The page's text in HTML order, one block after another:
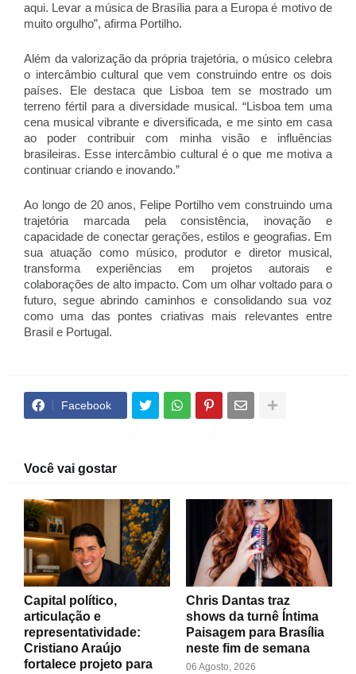
aqui. Levar a música de Brasília para a Europa é motivo de
muito orgulho”, afirma Portilho.
Além da valorização da própria trajetória, o músico celebra
o intercâmbio cultural que vem construindo entre os dois
países. Ele destaca que Lisboa tem se mostrado um
terreno fértil para a diversidade musical. “Lisboa tem uma
cena musical vibrante e diversificada, e me sinto em casa
ao poder contribuir com minha visão e influências
brasileiras. Esse intercâmbio cultural é o que me motiva a
continuar criando e inovando.”
Ao longo de 20 anos, Felipe Portilho vem construindo uma
trajetória marcada pela consistência, inovação e
capacidade de conectar gerações, estilos e geografias. Em
sua atuação como músico, produtor e diretor musical,
transforma experiências em projetos autorais e
colaborações de alto impacto. Com um olhar voltado para o
futuro, segue abrindo caminhos e consolidando sua voz
como uma das pontes criativas mais relevantes entre
Brasil e Portugal.
Facebook
Você vai gostar
Capital político,
articulação e
representatividade:
Cristiano Araújo
fortalece projeto para
Chris Dantas traz
shows da turnê Íntima
Paisagem para Brasília
neste fim de semana
06 Agosto, 2026